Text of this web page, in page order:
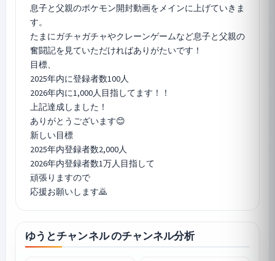
息子と父親のポケモン開封動画をメインに上げていきま
す。
たまにガチャガチャやクレーンゲームなど息子と父親の
奮闘記を見ていただければありがたいです！
目標、
2025年内に登録者数100人
2026年内に1,000人目指してます！！
上記達成しました！
ありがとうございます😊
新しい目標
2025年内登録者数2,000人
2026年内登録者数1万人目指して
頑張りますので
応援お願いします🙇
ゆうとチャンネル のチャンネル分析